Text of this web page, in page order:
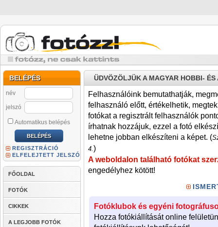
BELÉPÉS
név
jelszó
Automatikus belépés
REGISZTRÁCIÓ
ELFELEJTETT JELSZÓ
FŐOLDAL
FOTÓK
CIKKEK
A LEGJOBB FOTÓK
ÜDVÖZÖLJÜK A MAGYAR HOBBI-
Felhasználóink bemutathatják,
felhasználó előtt, értékelhetik,
fotókat a regisztrált felhasználók
írhatnak hozzájuk, ezzel a fotó
lehetne jobban elkészíteni a képet. (
4.)
A weboldalon található fotókat
engedélyhez kötött!
Fotóklubok és egyéni
Hozza fotókiállítását online